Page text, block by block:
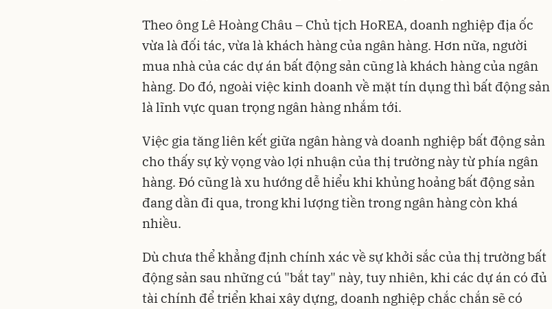
Theo ông Lê Hoàng Châu – Chủ tịch HoREA, doanh nghiệp địa ốc
vừa là đối tác, vừa là khách hàng của ngân hàng. Hơn nữa, người
mua nhà của các dự án bất động sản cũng là khách hàng của ngân
hàng. Do đó, ngoài việc kinh doanh về mặt tín dụng thì bất động sản
là lĩnh vực quan trọng ngân hàng nhắm tới.
Việc gia tăng liên kết giữa ngân hàng và doanh nghiệp bất động sản
cho thấy sự kỳ vọng vào lợi nhuận của thị trường này từ phía ngân
hàng. Đó cũng là xu hướng dễ hiểu khi khủng hoảng bất động sản
đang dần đi qua, trong khi lượng tiền trong ngân hàng còn khá
nhiều.
Dù chưa thể khẳng định chính xác về sự khởi sắc của thị trường bất
động sản sau những cú "bắt tay" này, tuy nhiên, khi các dự án có đủ
tài chính để triển khai xây dựng, doanh nghiệp chắc chắn sẽ có